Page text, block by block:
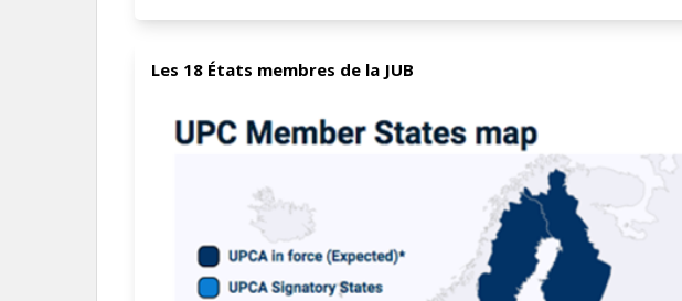
Les 18 États membres de la JUB